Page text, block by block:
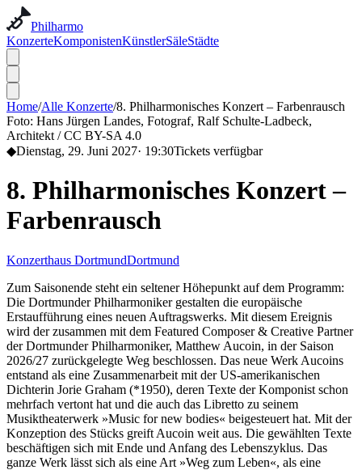
Philharmo
KonzerteKomponistenKünstlerSäleStädte
Home/Alle Konzerte/8. Philharmonisches Konzert – Farbenrausch
Foto: Hans Jürgen Landes, Fotograf, Ralf Schulte-Ladbeck,
Architekt / CC BY-SA 4.0
◆Dienstag, 29. Juni 2027· 19:30Tickets verfügbar
8. Philharmonisches Konzert –
Farbenrausch
Konzerthaus DortmundDortmund
Zum Saisonende steht ein seltener Höhepunkt auf dem Programm:
Die Dortmunder Philharmoniker gestalten die europäische
Erstaufführung eines neuen Auftragswerks. Mit diesem Ereignis
wird der zusammen mit dem Featured Composer & Creative Partner
der Dortmunder Philharmoniker, Matthew Aucoin, in der Saison
2026/27 zurückgelegte Weg beschlossen. Das neue Werk Aucoins
entstand als eine Zusammenarbeit mit der US-amerikanischen
Dichterin Jorie Graham (*1950), deren Texte der Komponist schon
mehrfach vertont hat und die auch das Libretto zu seinem
Musiktheaterwerk »Music for new bodies« beigesteuert hat. Mit der
Konzeption des Stücks greift Aucoin weit aus. Die gewählten Texte
beschäftigen sich mit Ende und Anfang des Lebenszyklus. Das
ganze Werk lässt sich als eine Art »Weg zum Leben«, als eine